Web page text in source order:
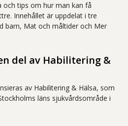
och tips om hur man kan få
Innehållet är uppdelat i tre
barn, Mat och måltider och Mer
del av Habilitering &
av Habilitering & Hälsa, som
läns sjukvårdsområde i